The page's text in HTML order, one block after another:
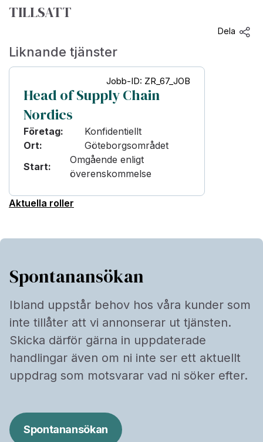
TILLSATT
Dela
Liknande tjänster
Jobb-ID: ZR_67_JOB
Head of Supply Chain
Nordics
Företag:
Konfidentiellt
Ort:
Göteborgsområdet
Start:
Omgående enligt
överenskommelse
Aktuella roller
Spontanansökan
Ibland uppstår behov hos våra kunder som
inte tillåter att vi annonserar ut tjänsten.
Skicka därför gärna in uppdaterade
handlingar även om ni inte ser ett aktuellt
uppdrag som motsvarar vad ni söker efter.
Spontanansökan